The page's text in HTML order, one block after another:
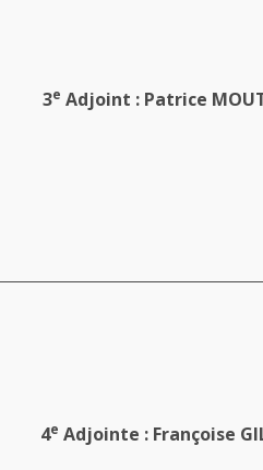
3e Adjoint : Patrice
4e Adjointe : Françoise